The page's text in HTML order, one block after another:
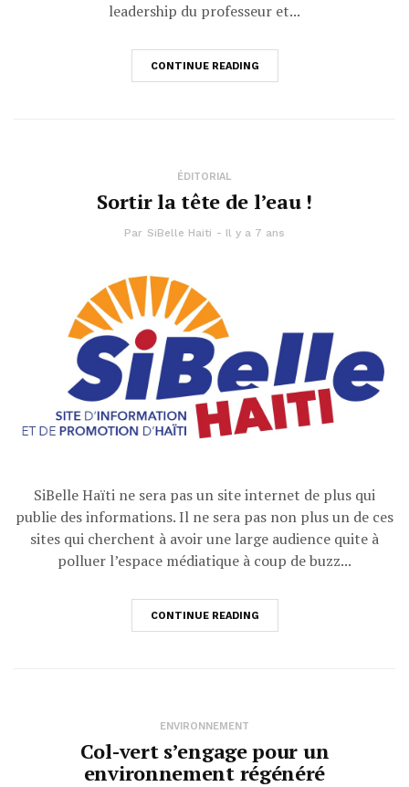
leadership du professeur et...
CONTINUE READING
ÉDITORIAL
Sortir la tête de l’eau !
Par SiBelle Haiti Il y a 7 ans
SiBelle Haïti ne sera pas un site internet de plus qui
publie des informations. Il ne sera pas non plus un de ces
sites qui cherchent à avoir une large audience quite à
polluer l’espace médiatique à coup de buzz...
CONTINUE READING
ENVIRONNEMENT
Col-vert s’engage pour un
environnement régénéré